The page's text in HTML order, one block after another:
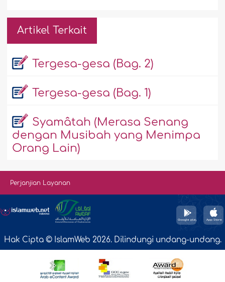
Artikel Terkait
Tergesa-gesa (Bag. 2)
Tergesa-gesa (Bag. 1)
Syamâtah (Merasa Senang
dengan Musibah yang Menimpa
Orang Lain)
Perjanjian Layanan
Hak Cipta © IslamWeb 2026. Dilindungi undang-undang.